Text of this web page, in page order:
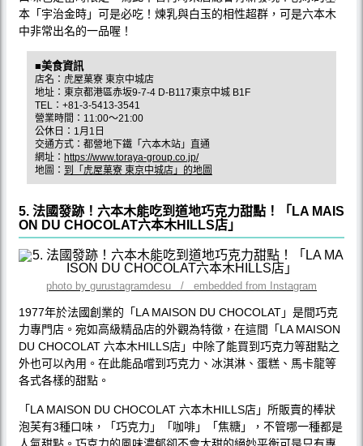
本「宇治金時」可是必吃！煉乳與白玉的相性超群，可是六本木
中非常出名的一品喔！
■美食資訊
店名：虎屋菓寮 東京中城店
地址：東京都港區赤坂9-7-4 D-B117東京中城 B1F
TEL：+81-3-5413-3541
營業時間：11:00〜21:00
公休日：1月1日
交通方式：都營地下鐵「六本木站」直通
網址： https://www.toraya-group.co.jp/
地圖： 到「虎屋菓寮 東京中城店」的地圖
5. 法國發跡！六本木能吃到道地巧克力甜點！「LA MAIS
ON DU CHOCOLAT六本木HILLS店」
photo by gurustagramdesu / embedded from Instagram
1977年於法國創業的「LA MAISON DU CHOCOLAT」是間巧克
力專門店。宛如高級精品店的外觀為特徵，在這間「LA MAISON
DU CHOCOLAT 六本木HILLS店」中除了能買到巧克力等甜點之
外也可以內用。在此能品嚐到巧克力、冰淇淋、蛋糕、馬卡龍等
各式各樣的甜點。
「LA MAISON DU CHOCOLAT 六本木HILLS店」所販賣的棒狀
泡芙有3種口味，「巧克力」「咖啡」「焦糖」，不管哪一種都是